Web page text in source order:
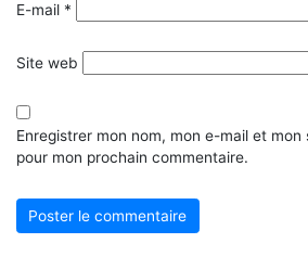
E-mail *
Site web
Enregistrer mon nom, mon e-mail et
pour mon prochain commentaire.